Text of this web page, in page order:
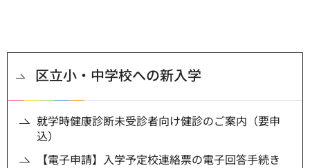
区立小・中学校への新入学
就学時健康診断未受診者向け健診のご案内（要申
込）
【電子申請】入学予定校連絡票の電子回答手続き